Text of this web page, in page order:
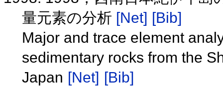
量元素の分析 [Net] [Bib]
Major and trace element
sedimentary rocks from the
Japan [Net] [Bib]